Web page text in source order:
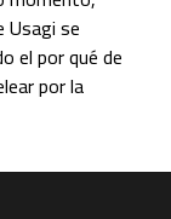
Usagi se
el por qué de
por la